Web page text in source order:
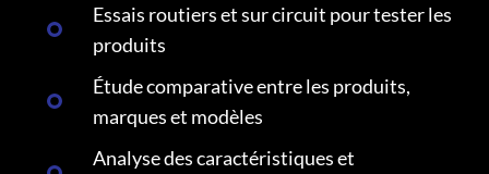
Essais routiers et sur circuit pour tester les
produits
Étude comparative entre les produits,
marques et modèles
Analyse des caractéristiques et